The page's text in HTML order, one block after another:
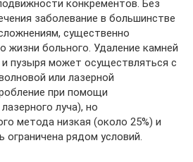
конкрементов. Без
заболевание в большинстве
существенно
жизни больного. Удаление камней
пузыря может осуществляться с
или лазерной
при помощи
луча), но
метода низкая (около 25%) и
ограничена рядом условий.